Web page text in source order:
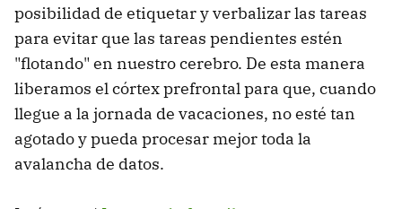
posibilidad de etiquetar y verbalizar las tareas
para evitar que las tareas pendientes estén
"flotando" en nuestro cerebro. De esta manera
liberamos el córtex prefrontal para que, cuando
llegue a la jornada de vacaciones, no esté tan
agotado y pueda procesar mejor toda la
avalancha de datos.